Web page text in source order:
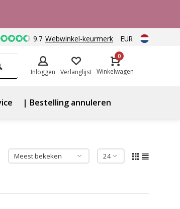
9.7 Webwinkel-keurmerk EUR
Inloggen Verlanglijst
0
Winkelwagen
| Bestelling annuleren